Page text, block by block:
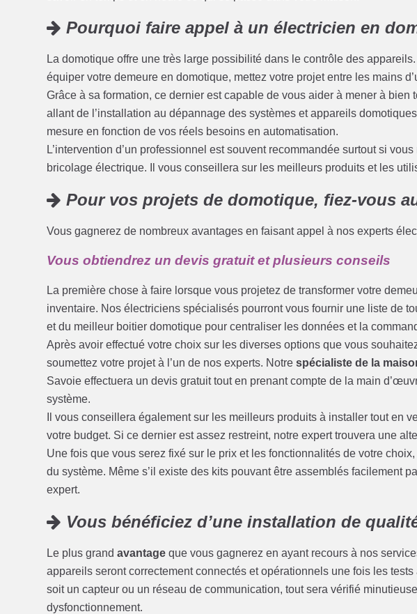
Pourquoi faire appel à un électricien en
La domotique offre une très large possibilité dans le contrôle des
équiper votre demeure en domotique, mettez votre projet entre les mains
Grâce à sa formation, ce dernier est capable de vous aider à mener à bien
allant de l’installation au dépannage des systèmes et appareils
mesure en fonction de vos réels besoins en automatisation.
L’intervention d’un professionnel est souvent recommandée surtout si
bricolage électrique. Il vous conseillera sur les meilleurs produits et les
Pour vos projets de domotique, fiez-vous
Vous gagnerez de nombreux avantages en faisant appel à nos experts
Vous obtiendrez un devis gratuit et plusieurs conseils
La première chose à faire lorsque vous projetez de transformer votre
inventaire. Nos électriciens spécialisés pourront vous fournir une liste de
et du meilleur boitier domotique pour centraliser les données et la
Après avoir effectué votre choix sur les diverses options que vous
soumettez votre projet à l’un de nos experts. Notrespécialiste de la
Savoie effectuera un devis gratuit tout en prenant compte de la main
système.
Il vous conseillera également sur les meilleurs produits à installer tout en
votre budget. Si ce dernier est assez restreint, notre expert trouvera une
Une fois que vous serez fixé sur le prix et les fonctionnalités de votre
du système. Même s’il existe des kits pouvant être assemblés facilement
expert.
Vous bénéficiez d’une installation de
Le plus grandavantage que vous gagnerez en ayant recours à nos
appareils seront correctement connectés et opérationnels une fois les
soit un capteur ou un réseau de communication, tout sera vérifié
dysfonctionnement.